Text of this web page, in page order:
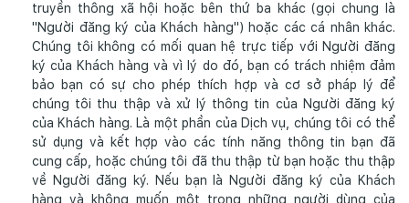
truyền thông xã hội hoặc bên thứ ba khác (gọi chung là
"Người đăng ký của Khách hàng") hoặc các cá nhân khác.
Chúng tôi không có mối quan hệ trực tiếp với Người đăng
ký của Khách hàng và vì lý do đó, bạn có trách nhiệm đảm
bảo bạn có sự cho phép thích hợp và cơ sở pháp lý để
chúng tôi thu thập và xử lý thông tin của Người đăng ký
của Khách hàng. Là một phần của Dịch vụ, chúng tôi có thể
sử dụng và kết hợp vào các tính năng thông tin bạn đã
cung cấp, hoặc chúng tôi đã thu thập từ bạn hoặc thu thập
về Người đăng ký. Nếu bạn là Người đăng ký của Khách
hàng và không muốn một trong những người dùng của